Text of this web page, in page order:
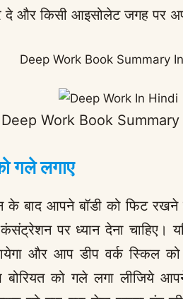
और किसी आइसोलेट जगह पर
Deep Work Book Summary
Deep Work Book
गले लगाए
बाद आपने बॉडी को फिट रखने
पर ध्यान देना चाहिए।
और आप डीप वर्क स्किल
को गले लगा लीजिये